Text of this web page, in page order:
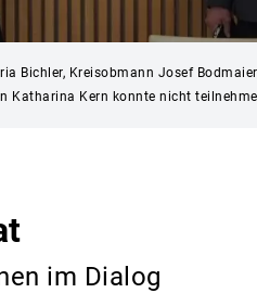
Bichler, Kreisobmann Josef
Katharina Kern konnte nicht
im Dialog